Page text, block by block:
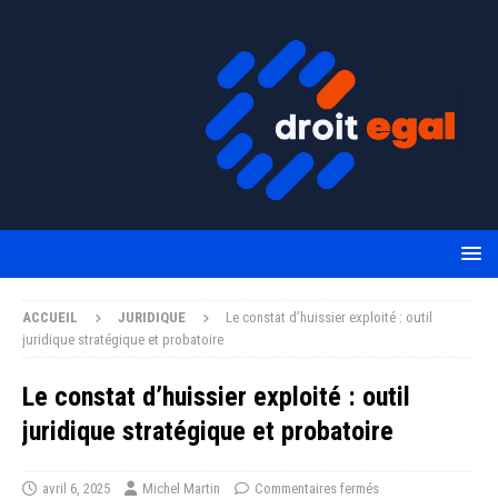
ACCUEIL JURIDIQUE
Le constat d’huissier exploité : outil
juridique stratégique et probatoire
Le constat d’huissier exploité : outil
juridique stratégique et probatoire
avril 6, 2025 Michel Martin Commentaires fermés